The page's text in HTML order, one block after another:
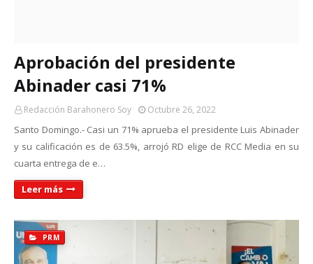
Aprobación del presidente
Abinader casi 71%
Redacción Barahonero Soy Octubre 26, 2022
Santo Domingo.- Casi un 71% aprueba el presidente Luis Abinader
y su calificación es de 63.5%, arrojó RD elige de RCC Media en su
cuarta entrega de e…
Leer más
PRM